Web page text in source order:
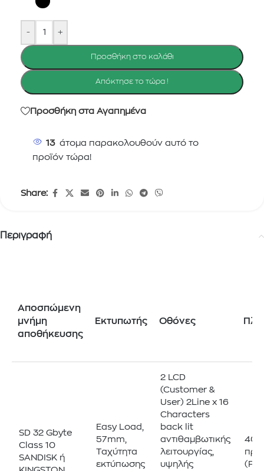
- +
Προσθήκη στο καλάθι
Απόκτησε το τώρα !
Προσθήκη στα Αγαπημένα
13 άτομα παρακολουθούν αυτό το
προϊόν τώρα!
Share:
Περιγραφή
Αποσπώμενη
μνήμη
αποθήκευσης
Εκτυπωτής Οθόνες
SD 32 Gbyte
Class 10
SANDISK ή
Easy Load,
57mm,
Ταχύτητα
εκτύπωσης
2 LCD
(Customer &
User) 2Line x 16
Characters
back lit
αντιθαμβωτικής
λειτουργίας,
υψηλής
40